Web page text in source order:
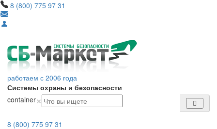
8 (800) 775 97 31
работаем с 2006 года
Системы охраны и безопасности
container×
8 (800) 775 97 31